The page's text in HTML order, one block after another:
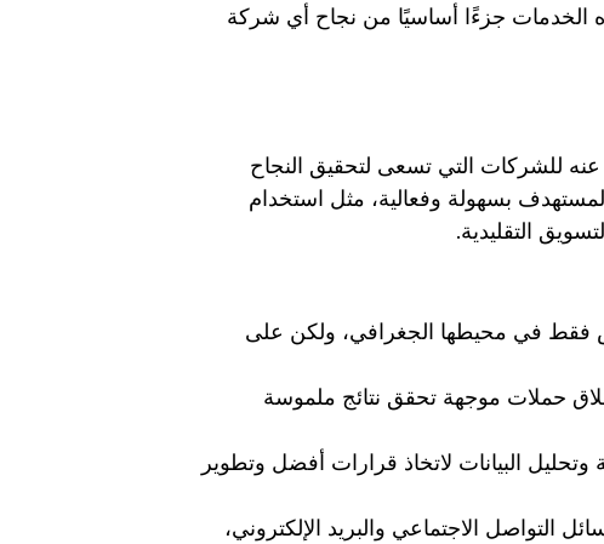
الخدمات جزءًا أساسيًا من نجاح أي شركة
للشركات التي تسعى لتحقيق النجاح
بسهولة وفعالية، مثل استخدام
التقليدية.
فقط في محيطها الجغرافي، ولكن على
حملات موجهة تحقق نتائج ملموسة
البيانات لاتخاذ قرارات أفضل وتطوير
التواصل الاجتماعي والبريد الإلكتروني،